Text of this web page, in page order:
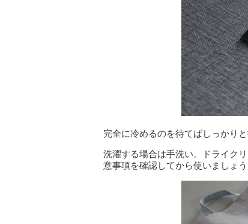
完全に冷めるのを待てばしっかり
洗濯する場合は手洗い。ドライク
意事項を確認してから使いましょう